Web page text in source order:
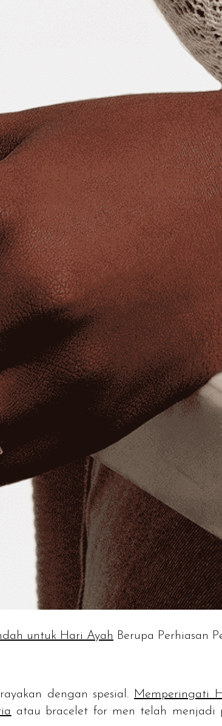
untuk Hari Ayah Berupa Perhiasan
dengan spesial. Memperingati
atau bracelet for men telah menjadi